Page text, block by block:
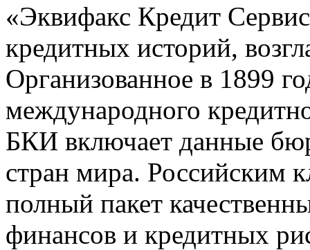
«Эквифакс Кредит
кредитных историй,
Организованное в 1899
международного
БКИ включает данные
стран мира. Российским
полный пакет
финансов и кредитных